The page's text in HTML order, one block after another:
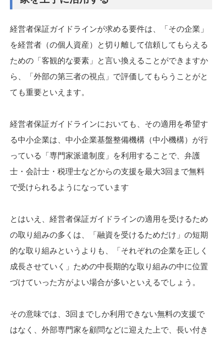
経営者保証ガイドラインが求める要件は、「その企業」
を経営者（の個人資産）と切り離して信頼してもらえる
ための「客観的な要素」と言い換えることができますか
ら、「外部の第三者の視点」で評価してもらうことがと
ても重要といえます。
経営者保証ガイドラインにおいても、その適用を希望す
る中小企業は、中小企業基盤整備機構（中小機構）が行
っている「専門家派遣制度」を利用することで、弁護
士・会計士・税理士などからの支援を最大3回まで無料
で受けられるようになっています
とはいえ、経営者保証ガイドラインの適用を受けるため
の取り組みの多くは、「融資を受けるためだけ」の短期
的な取り組みというよりも、「それぞれの企業を正しく
成長させていく」ための中長期的な取り組みの中に位置
づけていった方がよい場合が多いといえるでしょう。
その意味では、3回までしか利用できない無料の支援で
はなく、外部専門家を顧問などに迎えた上で、長い付き